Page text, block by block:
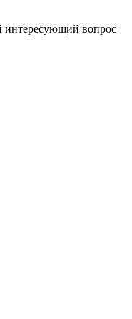
интересующий вопрос